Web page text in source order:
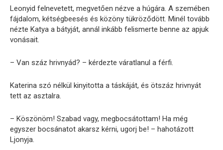
Leonyid felnevetett, megvetően nézve a húgára. A szemében
fájdalom, kétségbeesés és közöny tükröződött. Minél tovább
nézte Katya a bátyját, annál inkább felismerte benne az apjuk
vonásait.
– Van száz hrivnyád? – kérdezte váratlanul a férfi.
Katerina szó nélkül kinyitotta a táskáját, és ötszáz hrivnyát
tett az asztalra.
– Köszönöm! Szabad vagy, megbocsátottam! Ha még
egyszer bocsánatot akarsz kérni, ugorj be! – hahotázott
Ljonyja.